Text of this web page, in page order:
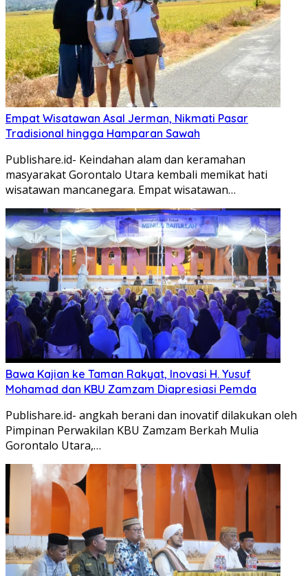
Empat Wisatawan Asal Jerman, Nikmati Pasar
Tradisional hingga Hamparan Sawah
Publishare.id- Keindahan alam dan keramahan
masyarakat Gorontalo Utara kembali memikat hati
wisatawan mancanegara. Empat wisatawan…
Bawa Kajian ke Taman Rakyat, Inovasi H. Yusuf
Mohamad dan KBU Zamzam Diapresiasi Pemda
Publishare.id- angkah berani dan inovatif dilakukan oleh
Pimpinan Perwakilan KBU Zamzam Berkah Mulia
Gorontalo Utara,…